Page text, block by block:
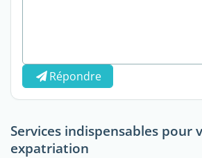
Répondre
Services indispensables pour
expatriation